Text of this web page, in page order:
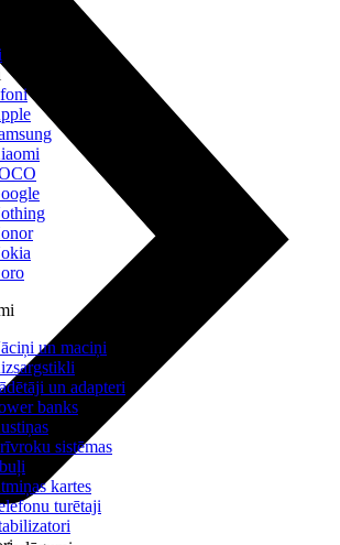
un maciņi
un adapteri
banks
sistēmas
kartes
turētaji